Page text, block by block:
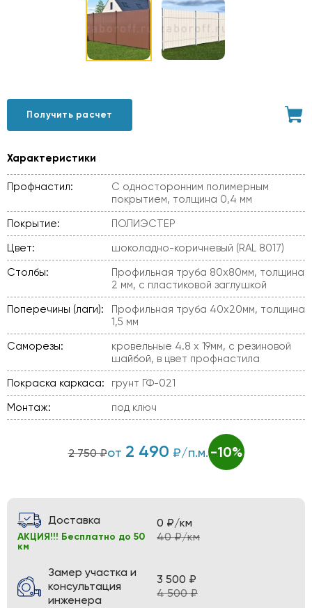
Получить расчет
Характеристики
Профнастил:
С односторонним полимерным
покрытием, толщина 0,4 мм
Покрытие:
ПОЛИЭСТЕР
Цвет:
шоколадно-коричневый (RAL 8017)
Столбы:
Профильная труба 80х80мм, толщина
2 мм, с пластиковой заглушкой
Поперечины (лаги):
Профильная труба 40х20мм, толщина
1,5 мм
Саморезы:
кровельные 4.8 х 19мм, с резиновой
шайбой, в цвет профнастила
Покраска каркаса:
грунт ГФ-021
Монтаж:
под ключ
2 750 ₽от 2 490 ₽/п.м. -10%
Доставка
АКЦИЯ!!! Бесплатно до 50
км
0 ₽/км
40 ₽/км
Замер участка и
консультация
инженера
3 500 ₽
4 500 ₽